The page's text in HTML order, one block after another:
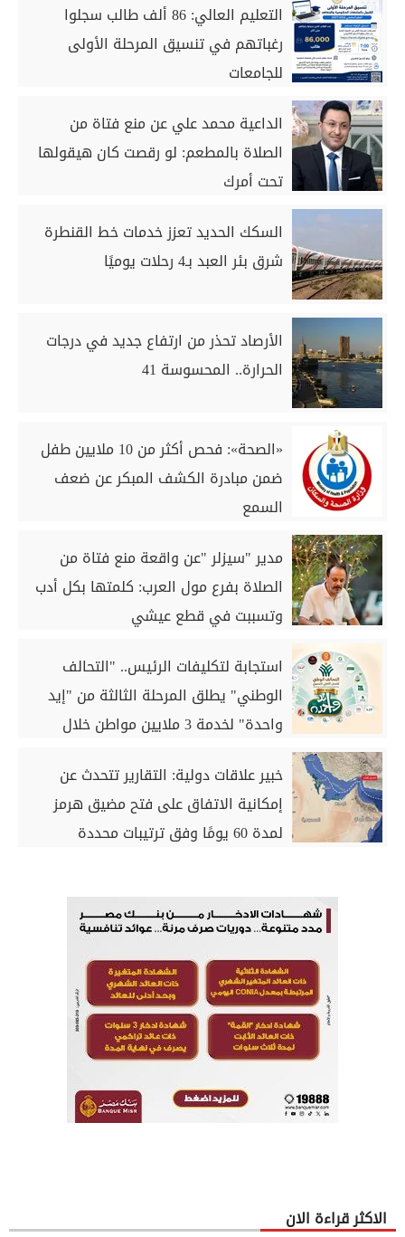
التعليم العالي: 86 ألف طالب سجلوا
رغباتهم في تنسيق المرحلة الأولى
للجامعات
الداعية محمد علي عن منع فتاة من
الصلاة بالمطعم: لو رقصت كان هيقولها
تحت أمرك
السكك الحديد تعزز خدمات خط القنطرة
شرق بئر العبد بـ4 رحلات يوميًا
الأرصاد تحذر من ارتفاع جديد في درجات
الحرارة.. المحسوسة 41
«الصحة»: فحص أكثر من 10 ملايين طفل
ضمن مبادرة الكشف المبكر عن ضعف
السمع
مدير "سيزلر "عن واقعة منع فتاة من
الصلاة بفرع مول العرب: كلمتها بكل أدب
وتسببت في قطع عيشي
استجابة لتكليفات الرئيس.. "التحالف
الوطني" يطلق المرحلة الثالثة من "إيد
واحدة" لخدمة 3 ملايين مواطن خلال
خبير علاقات دولية: التقارير تتحدث عن
إمكانية الاتفاق على فتح مضيق هرمز
لمدة 60 يومًا وفق ترتيبات محددة
الاكثر قراءة الان